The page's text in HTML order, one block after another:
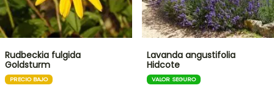
Rudbeckia fulgida
Goldsturm
PRECIO BAJO
Lavanda angustifolia
Hidcote
VALOR SEGURO